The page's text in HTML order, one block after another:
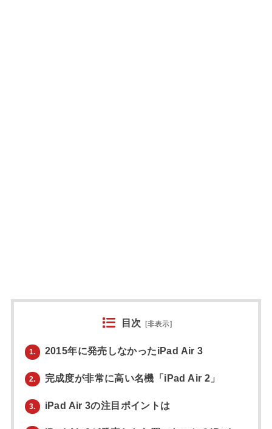
目次 [非表示]
1. 2015年に発売しなかったiPad Air 3
2. 完成度が非常に高い名機「iPad Air 2」
3. iPad Air 3の注目ポイントは